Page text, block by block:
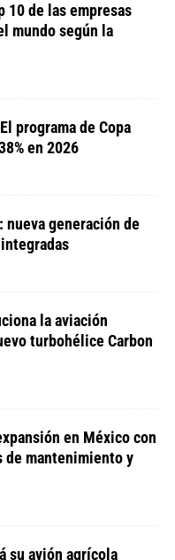
10 de las empresas
mundo según la
programa de Copa
en 2026
nueva generación de
la aviación
turbohélice Carbon
en México con
de mantenimiento y
su avión agrícola